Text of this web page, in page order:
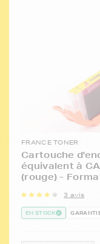
FRANCE TONER
Cartouche
équivalent à
(rouge) -
3 avis
EN STOCK